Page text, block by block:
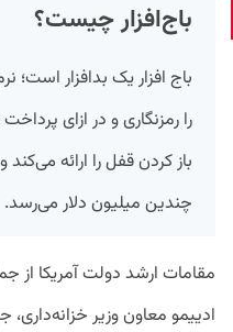
باج‌افزار چیست؟
باج افزار یک بدافزار است؛
را رمزنگاری و در ازای
باز کردن قفل را ارائه
چندین میلیون دلار می‌رسد.
مقامات ارشد دولت آمریکا از
ادییمو معاون وزیر